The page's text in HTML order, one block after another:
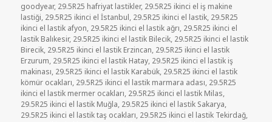
goodyear, 29.5R25 hafriyat lastikler, 29.5R25 ikinci el iş makine
lastiği, 29.5R25 ikinci el İstanbul, 29.5R25 ikinci el lastik, 29.5R25
ikinci el lastik afyon, 29.5R25 ikinci el lastik ağrı, 29.5R25 ikinci el
lastik Balıkesir, 29.5R25 ikinci el lastik Bilecik, 29.5R25 ikinci el lastik
Birecik, 29.5R25 ikinci el lastik Erzincan, 29.5R25 ikinci el lastik
Erzurum, 29.5R25 ikinci el lastik Hatay, 29.5R25 ikinci el lastik iş
makinası, 29.5R25 ikinci el lastik Karabük, 29.5R25 ikinci el lastik
kömür ocakları, 29.5R25 ikinci el lastik marmara adası, 29.5R25
ikinci el lastik mermer ocakları, 29.5R25 ikinci el lastik Milas,
29.5R25 ikinci el lastik Muğla, 29.5R25 ikinci el lastik Sakarya,
29.5R25 ikinci el lastik taş ocakları, 29.5R25 ikinci el lastik Tekirdağ,